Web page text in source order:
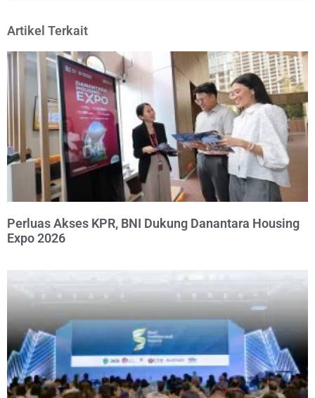
Artikel Terkait
Perluas Akses KPR, BNI Dukung Danantara Housing
Expo 2026